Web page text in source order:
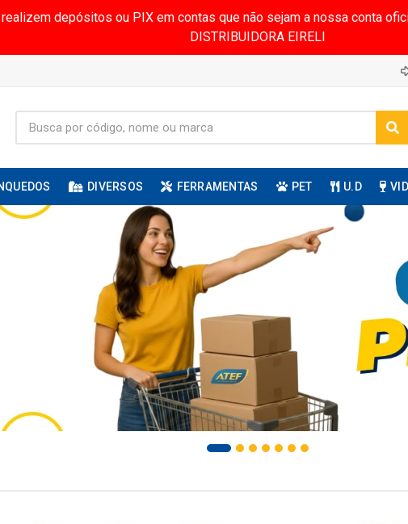
realizem depósitos ou PIX em contas que não sejam a nossa conta
DISTRIBUIDORA EIRELI
DIVERSOS FERRAMENTAS PET U.D